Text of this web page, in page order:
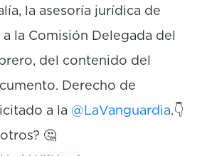
la asesoría jurídica de
la Comisión Delegada del
del contenido del
Derecho de
a la @LaVanguardia.👇
🤔